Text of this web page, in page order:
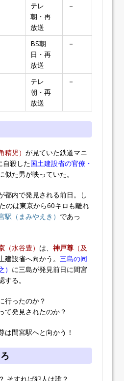
テレ
朝・再
放送
－
BS朝
日・再
放送
－
テレ
朝・再
放送
－
精児） が見ていた鉄道マニ
自殺した国土建設省の官僚・
似た男が映っていた。
都内で発見される前日。し
のは東京から60キロも離れ
駅（まみやえき） であっ
（水谷豊） は、 神戸尊 （及
建設省へ向かう。 三島の同
に三島が発見前日に間宮
る。
行ったのか？
て発見されたのか？
は間宮駅へと向かう！
そすれば犯人は誰？